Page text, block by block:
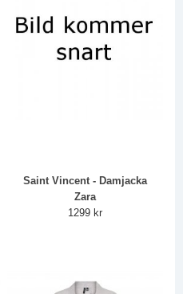
Saint Vincent - Damjacka
Zara
1299 kr